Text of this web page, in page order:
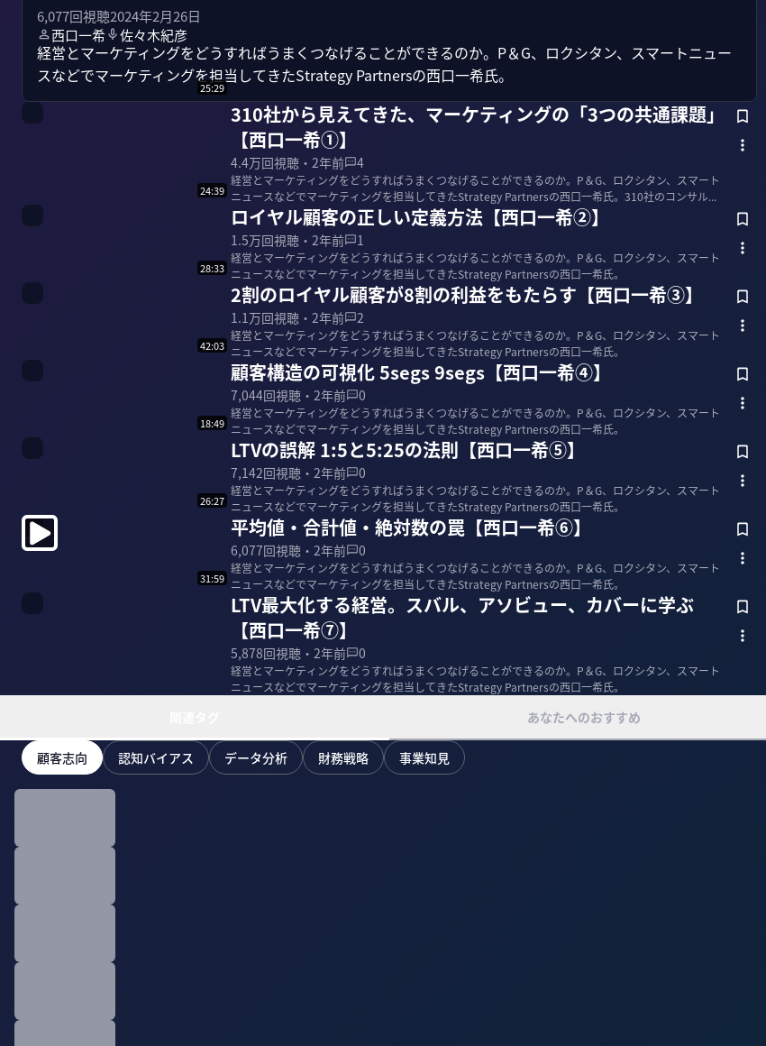
6,077回視聴2024年2月26日
西口一希
佐々木紀彦
経営とマーケティングをどうすればうまくつなげることができるのか。P＆G、ロクシタン、スマートニュー
スなどでマーケティングを担当してきたStrategy Partnersの西口一希氏。
25:29
310社から見えてきた、マーケティングの「3つの共通課題」
【西口一希①】
4.4万回視聴・ 2年前 4
経営とマーケティングをどうすればうまくつなげることができるのか。P＆G、ロクシタン、スマート
ニュースなどでマーケティングを担当してきたStrategy Partnersの西口一希氏。310社のコンサル...
24:39
ロイヤル顧客の正しい定義方法【西口一希②】
1.5万回視聴・ 2年前 1
経営とマーケティングをどうすればうまくつなげることができるのか。P＆G、ロクシタン、スマート
ニュースなどでマーケティングを担当してきたStrategy Partnersの西口一希氏。
28:33
2割のロイヤル顧客が8割の利益をもたらす【西口一希③】
1.1万回視聴・ 2年前 2
経営とマーケティングをどうすればうまくつなげることができるのか。P＆G、ロクシタン、スマート
ニュースなどでマーケティングを担当してきたStrategy Partnersの西口一希氏。
42:03
顧客構造の可視化 5segs 9segs【西口一希④】
7,044回視聴・ 2年前 0
経営とマーケティングをどうすればうまくつなげることができるのか。P＆G、ロクシタン、スマート
ニュースなどでマーケティングを担当してきたStrategy Partnersの西口一希氏。
18:49
LTVの誤解 1:5と5:25の法則【西口一希⑤】
7,142回視聴・ 2年前 0
経営とマーケティングをどうすればうまくつなげることができるのか。P＆G、ロクシタン、スマート
ニュースなどでマーケティングを担当してきたStrategy Partnersの西口一希氏。
26:27
平均値・合計値・絶対数の罠【西口一希⑥】
6,077回視聴・ 2年前 0
経営とマーケティングをどうすればうまくつなげることができるのか。P＆G、ロクシタン、スマート
ニュースなどでマーケティングを担当してきたStrategy Partnersの西口一希氏。
31:59
LTV最大化する経営。スバル、アソビュー、カバーに学ぶ
【西口一希⑦】
5,878回視聴・ 2年前 0
経営とマーケティングをどうすればうまくつなげることができるのか。P＆G、ロクシタン、スマート
ニュースなどでマーケティングを担当してきたStrategy Partnersの西口一希氏。
あなたへのおすすめ
顧客志向 認知バイアス データ分析 財務戦略 事業知見